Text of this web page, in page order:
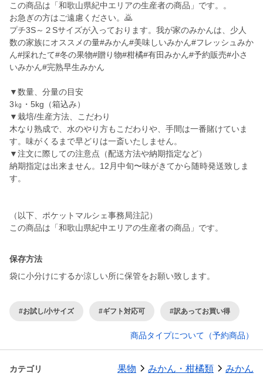
この商品は「和歌山県紀中エリアの生産者の商品」です。。
お急ぎの方はご遠慮ください。🙇
プチ3S～２Sサイズが入っております。我が家のみかんは、少人
数の家族にオススメの量#みかん#美味しいみかん#フレッシュみか
ん#採れたて#冬の果物#贈り物#柑橘#有田みかん#予約販売#小さ
いみかん#完熟早生みかん
▼数量、分量の目安
3㎏・5kg（箱込み）
▼栽培/生産方法、こだわり
木なり熟成で、水のやり方もこだわりや、手間は一番賭けていま
す。味がくるまで早どりは一斎いたしません。
▼注文に際しての注意点（配送方法や納期指定など）
納期指定は出来ません。12月中旬〜味がきてから随時発送致しま
す。
（以下、ポケットマルシェ事務局注記）
この商品は「和歌山県紀中エリアの生産者の商品」です。
保存方法
袋に小分けにするか涼しい所に保管をお願い致します。
#お試し/小サイズ #ギフト対応可 #訳あってお買い得
商品タイプについて（予約商品）
カテゴリ 果物 みかん・柑橘類 みかん